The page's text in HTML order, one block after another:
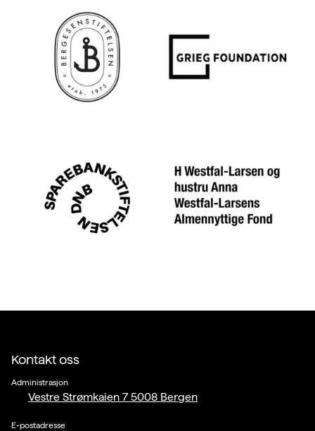
Kontakt oss
Administrasjon
Vestre Strømkaien 7 5008 Bergen
E-postadresse